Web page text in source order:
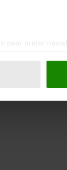
paar meter
functies voor